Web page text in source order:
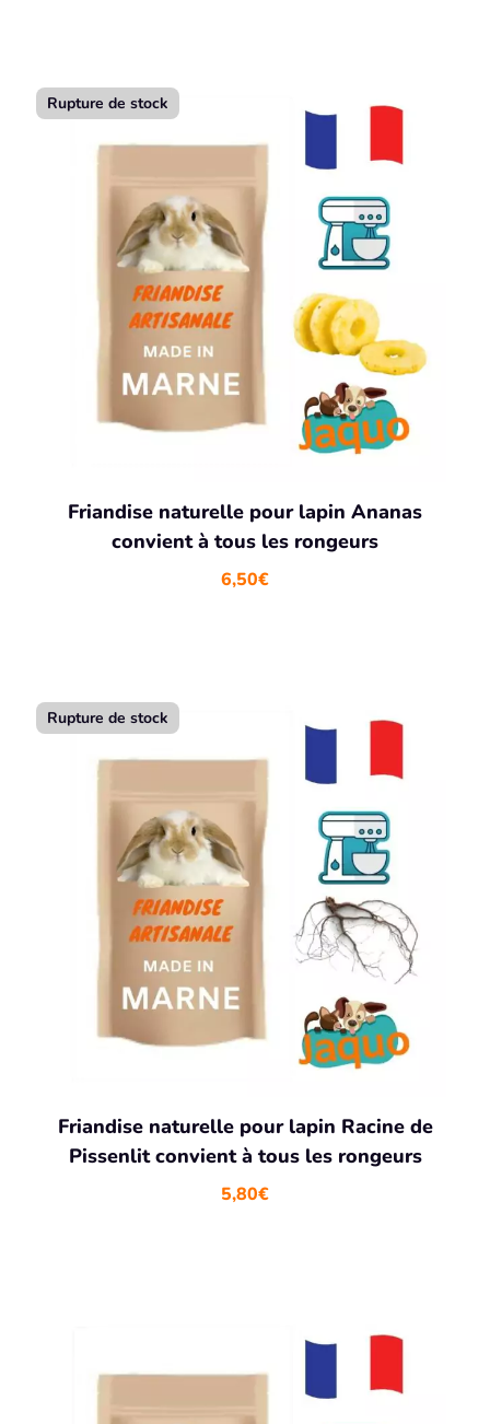
Friandise naturelle pour lapin Ananas
convient à tous les rongeurs
Rupture de stock
6,50€
Friandise naturelle pour lapin Racine de
Pissenlit convient à tous les rongeurs
Rupture de stock
5,80€